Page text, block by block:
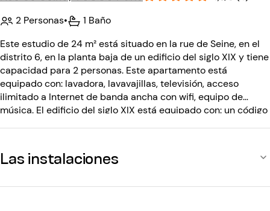
2 Personas•
1 Baño
Este estudio de 24 m² está situado en la rue de Seine, en el
distrito 6, en la planta baja de un edificio del siglo XIX y tiene
capacidad para 2 personas. Este apartamento está
equipado con: lavadora, lavavajillas, televisión, acceso
ilimitado a Internet de banda ancha con wifi, equipo de
música. El edificio del siglo XIX está equipado con: un código
Las instalaciones